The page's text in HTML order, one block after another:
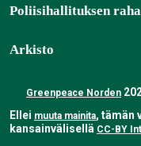
Poliisihallituksen
Arkisto
Greenpeace Norden
Ellei muuta mainita, tämän
kansainvälisellä CC-BY